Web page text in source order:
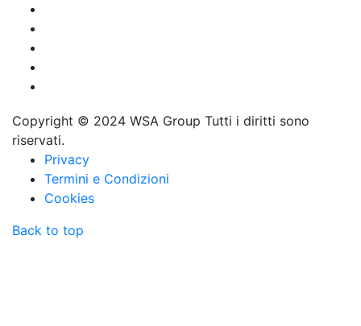
Copyright © 2024 WSA Group Tutti i diritti sono
riservati.
Privacy
Termini e Condizioni
Cookies
Back to top